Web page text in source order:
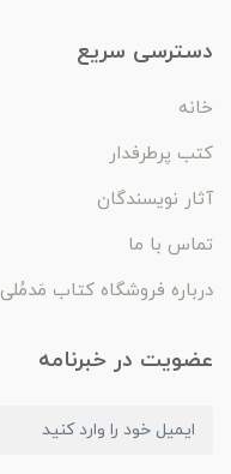
دسترسی سریع
خانه
کتب پرطرفدار
آثار نویسندگان
تماس با ما
درباره فروشگاه کتاب مَدمُلی
عضویت در خبرنامه